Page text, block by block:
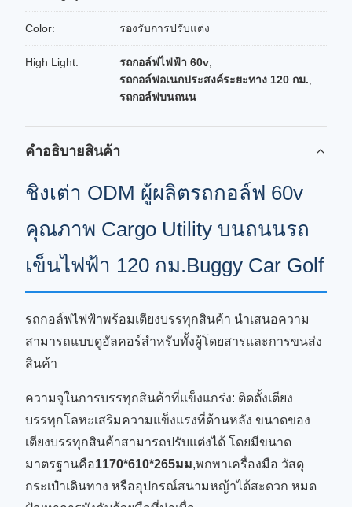
Color: รองรับการปรับแต่ง
High Light: รถกอล์ฟไฟฟ้า 60v
รถกอล์ฟอเนกประสงค์ระยะทาง 120 กม.
รถกอล์ฟบนถนน
คําอธิบายสินค้า
ชิงเต่า ODM ผู้ผลิตรถกอล์ฟ 60v
คุณภาพ Cargo Utility บนถนนรถ
เข็นไฟฟ้า 120 กม.Buggy Car Golf
รถกอล์ฟไฟฟ้าพร้อมเตียงบรรทุกสินค้า นำเสนอความ
สามารถแบบดูอัลคอร์สำหรับทั้งผู้โดยสารและการขนส่ง
สินค้า
ความจุในการบรรทุกสินค้าที่แข็งแกร่ง: ติดตั้งเตียง
บรรทุกโลหะเสริมความแข็งแรงที่ด้านหลัง ขนาดของ
เตียงบรรทุกสินค้าสามารถปรับแต่งได้ โดยมีขนาด
มาตรฐานคือ1170*610*265มม,พกพาเครื่องมือ วัสดุ
กระเป๋าเดินทาง หรืออุปกรณ์สนามหญ้าได้สะดวก หมด